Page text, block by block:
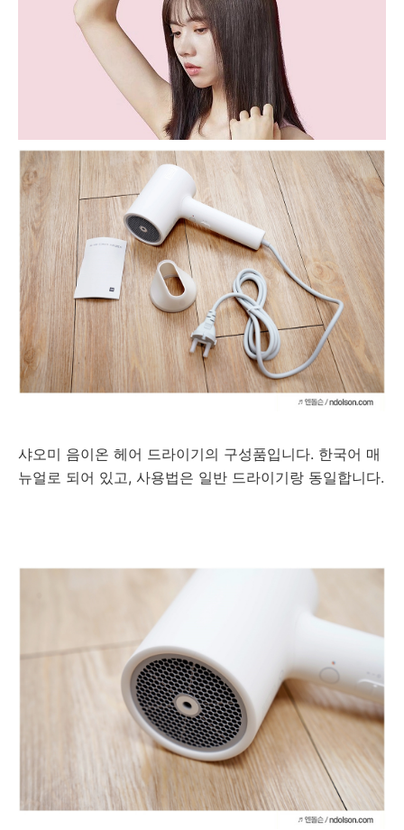
샤오미 음이온 헤어 드라이기의 구성품입니다. 한국어 매
뉴얼로 되어 있고, 사용법은 일반 드라이기랑 동일합니다.